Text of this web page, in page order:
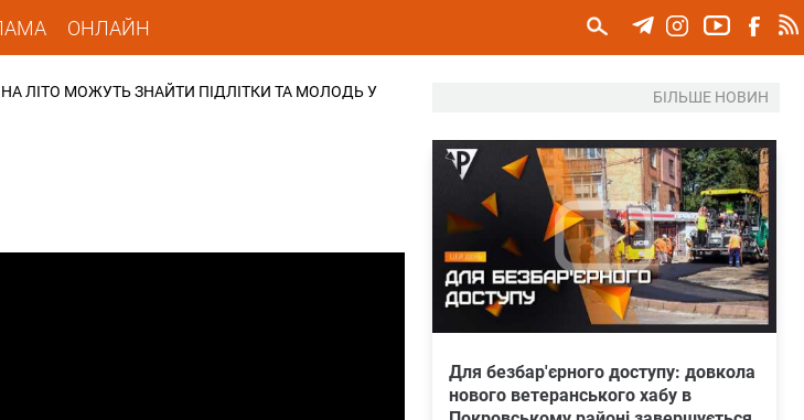
ОНЛАЙН
ЛІТО МОЖУТЬ ЗНАЙТИ ПІДЛІТКИ ТА МОЛОДЬ У
БІЛЬШЕ НОВИН
Для безбар'єрного доступу: довкола
нового ветеранського хабу в